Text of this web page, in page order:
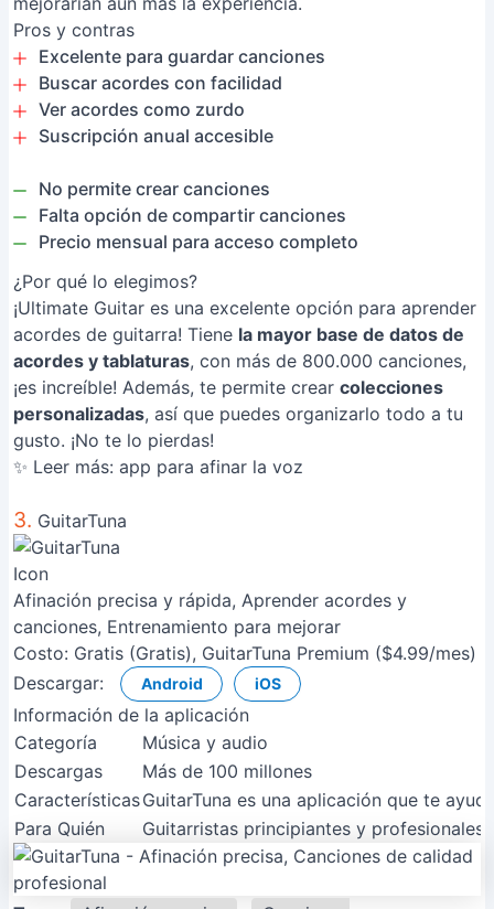
Pros y contras
Excelente para guardar canciones
Buscar acordes con facilidad
Ver acordes como zurdo
Suscripción anual accesible
No permite crear canciones
Falta opción de compartir canciones
Precio mensual para acceso completo
¿Por qué lo elegimos?
¡Ultimate Guitar es una excelente opción para aprender
acordes de guitarra! Tiene la mayor base de datos de
acordes y tablaturas, con más de 800.000 canciones,
¡es increíble! Además, te permite crear colecciones
personalizadas, así que puedes organizarlo todo a tu
gusto. ¡No te lo pierdas!
✨ Leer más: app para afinar la voz
3. GuitarTuna
Afinación precisa y rápida, Aprender acordes y
canciones, Entrenamiento para mejorar
Costo: Gratis (Gratis), GuitarTuna Premium ($4.99/mes)
Descargar:
Android iOS
Información de la aplicación
Categoría
Música y audio
Descargas
Más de 100 millones
CaracterísticasGuitarTuna es una aplicación que te
Para Quién
Guitarristas principiantes y